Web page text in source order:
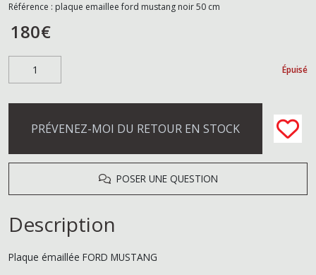
Référence : plaque emaillee ford mustang noir 50 cm
180€
Épuisé
PRÉVENEZ-MOI DU RETOUR EN STOCK
POSER UNE QUESTION
Description
Plaque émaillée FORD MUSTANG